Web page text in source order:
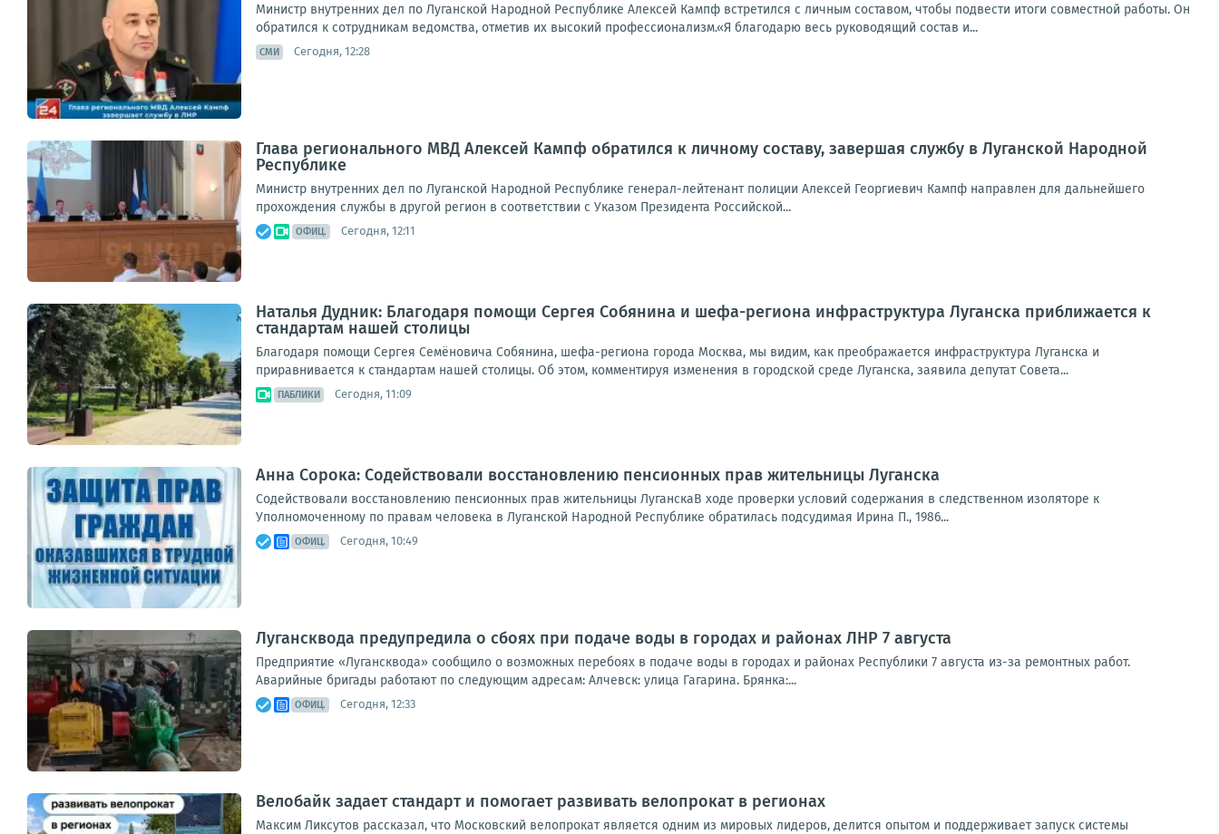
Министр внутренних дел по Луганской Народной Республике Алексей Кампф встретился с личным составом, чтобы подвести итоги совместной работы. Он
обратился к сотрудникам ведомства, отметив их высокий профессионализм.«Я благодарю весь руководящий состав и...
СМИ Сегодня, 12:28
Глава регионального МВД Алексей Кампф обратился к личному составу, завершая службу в Луганской Народной
Республике
Министр внутренних дел по Луганской Народной Республике генерал-лейтенант полиции Алексей Георгиевич Кампф направлен для дальнейшего
прохождения службы в другой регион в соответствии с Указом Президента Российской...
ОФИЦ. Сегодня, 12:11
Наталья Дудник: Благодаря помощи Сергея Собянина и шефа-региона инфраструктура Луганска приближается к
стандартам нашей столицы
Благодаря помощи Сергея Семёновича Собянина, шефа-региона города Москва, мы видим, как преображается инфраструктура Луганска и
приравнивается к стандартам нашей столицы. Об этом, комментируя изменения в городской среде Луганска, заявила депутат Совета...
ПАБЛИКИ Сегодня, 11:09
Анна Сорока: Содействовали восстановлению пенсионных прав жительницы Луганска
Содействовали восстановлению пенсионных прав жительницы ЛуганскаВ ходе проверки условий содержания в следственном изоляторе к
Уполномоченному по правам человека в Луганской Народной Республике обратилась подсудимая Ирина П., 1986...
ОФИЦ. Сегодня, 10:49
Лугансквода предупредила о сбоях при подаче воды в городах и районах ЛНР 7 августа
Предприятие «Лугансквода» сообщило о возможных перебоях в подаче воды в городах и районах Республики 7 августа из-за ремонтных работ.
Аварийные бригады работают по следующим адресам: Алчевск: улица Гагарина. Брянка:...
ОФИЦ. Сегодня, 12:33
Велобайк задает стандарт и помогает развивать велопрокат в регионах
Максим Ликсутов рассказал, что Московский велопрокат является одним из мировых лидеров, делится опытом и поддерживает запуск системы